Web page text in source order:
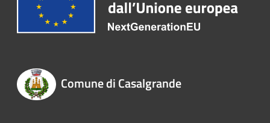
Comune di Casalgrande